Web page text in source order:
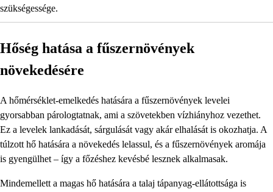
szükségessége.
Hőség hatása a fűszernövények
növekedésére
A hőmérséklet-emelkedés hatására a fűszernövények levelei
gyorsabban párologtatnak, ami a szövetekben vízhiányhoz vezethet.
Ez a levelek lankadását, sárgulását vagy akár elhalását is okozhatja. A
túlzott hő hatására a növekedés lelassul, és a fűszernövények aromája
is gyengülhet – így a főzéshez kevésbé lesznek alkalmasak.
Mindemellett a magas hő hatására a talaj tápanyag-ellátottsága is